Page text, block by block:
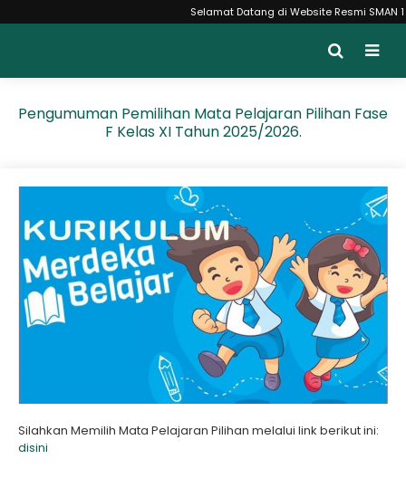
Selamat Datang di Website Resmi SMAN
Pengumuman Pemilihan Mata Pelajaran Pilihan Fase
F Kelas XI Tahun 2025/2026.
Silahkan Memilih Mata Pelajaran Pilihan melalui link berikut ini:
disini